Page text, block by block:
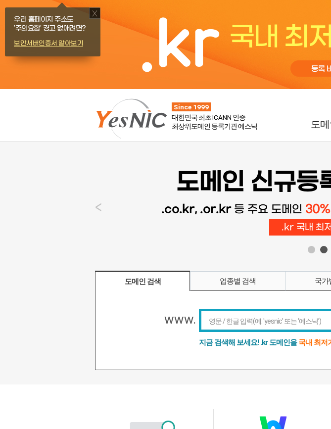
우리 홈페이지 주소도
'주의요함' 경고 없애려면?
보안서버인증서 알아보기
X
Since 1999
대한민국 최초ICANN 인증
최상위도메인 등록기관 예스닉
도
<
도메인 신규등
.co.kr, .or.kr등 주요 도메인 30%
.kr 국내 최
도메인 검색 업종별 검색 국가
www.
지금 검색해 보세요!.kr 도메인을국내 최저